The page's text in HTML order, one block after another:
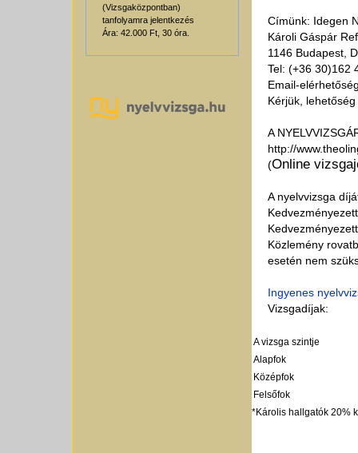
(Vizsgaközpontban)
tanfolyamra jelentkezés
Ára: 42.000 Ft, 30 óra.
Címünk: Idegen
Károli Gáspár
1146 Budapest,
Tel: (+36 30)162
Email-
Kérjük,
A
http://
(Online
A nyelvvizsga
Közlemény
esetén nem
Ingyenes
Vizsgadíjak:
A vizsga szintje
Alapfok
Középfok
Felsőfok
*Károlis hallgatók 20%